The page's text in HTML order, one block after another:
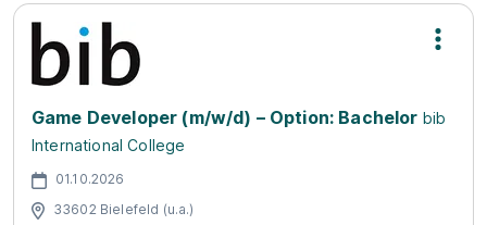
Game Developer (m/w/d) – Option: Bachelor bib
International College
01.10.2026
33602 Bielefeld (u.a.)